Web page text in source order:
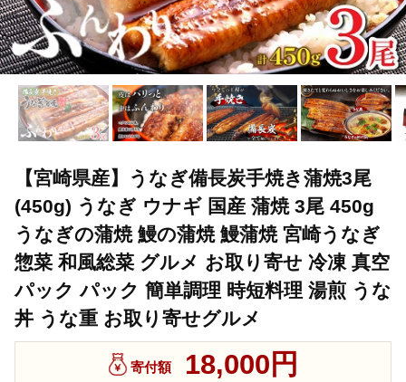
【宮崎県産】うなぎ備長炭手焼き蒲焼3尾
(450g) うなぎ ウナギ 国産 蒲焼 3尾 450g
うなぎの蒲焼 鰻の蒲焼 鰻蒲焼 宮崎うなぎ
惣菜 和風総菜 グルメ お取り寄せ 冷凍 真空
パック パック 簡単調理 時短料理 湯煎 うな
丼 うな重 お取り寄せグルメ
寄付額 18,000円